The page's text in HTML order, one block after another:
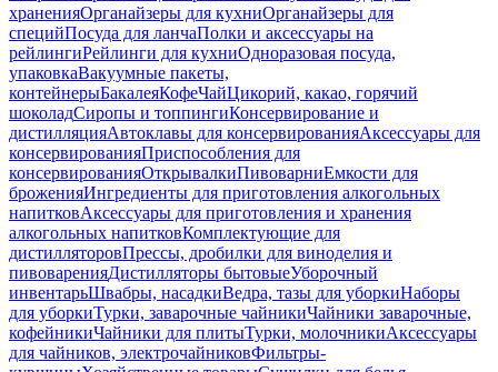
храненияОрганайзеры для кухниОрганайзеры для
специйПосуда для ланчаПолки и аксессуары на
рейлингиРейлинги для кухниОдноразовая посуда,
упаковкаВакуумные пакеты,
контейнерыБакалеяКофеЧайЦикорий, какао, горячий
шоколадСиропы и топпингиКонсервирование и
дистилляцияАвтоклавы для консервированияАксессуары для
консервированияПриспособления для
консервированияОткрывалкиПивоварниЕмкости для
броженияИнгредиенты для приготовления алкогольных
напитковАксессуары для приготовления и хранения
алкогольных напитковКомплектующие для
дистилляторовПрессы, дробилки для виноделия и
пивоваренияДистилляторы бытовыеУборочный
инвентарьШвабры, насадкиВедра, тазы для уборкиНаборы
для уборкиТурки, заварочные чайникиЧайники заварочные,
кофейникиЧайники для плитыТурки, молочникиАксессуары
для чайников, электрочайниковФильтры-